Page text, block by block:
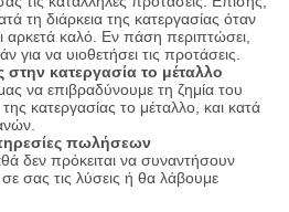
τη διάρκεια της κατεργασίας όταν
αρκετά καλό. Εν πάση περιπτώσει,
για να υιοθετήσει τις προτάσεις.
κατεργασία το μέταλλο
να επιβραδύνουμε τη ζημία του
κατεργασίας το μέταλλο, και κατά
πωλήσεων
δεν πρόκειται να συναντήσουν
σας τις λύσεις ή θα λάβουμε